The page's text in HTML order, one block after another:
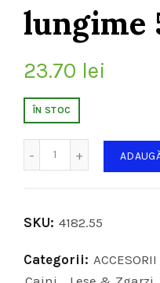
lungime
23.70 lei
ÎN STOC
SKU: 4182.55
Categorii: